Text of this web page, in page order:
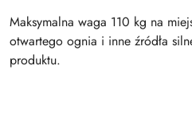
Maksymalna waga 110 kg na
otwartego ognia i inne źródła
produktu.